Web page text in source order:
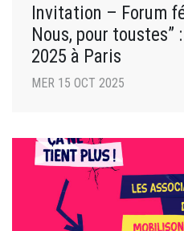
Invitation – Forum
Nous, pour toustes”
2025 à Paris
MER 15 OCT 2025